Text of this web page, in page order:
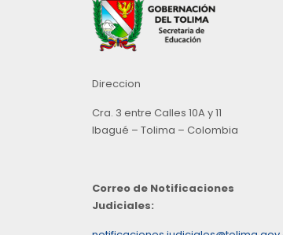
Direccion
Cra. 3 entre Calles 10A y 11
Ibagué – Tolima – Colombia
Correo de Notificaciones
Judiciales: